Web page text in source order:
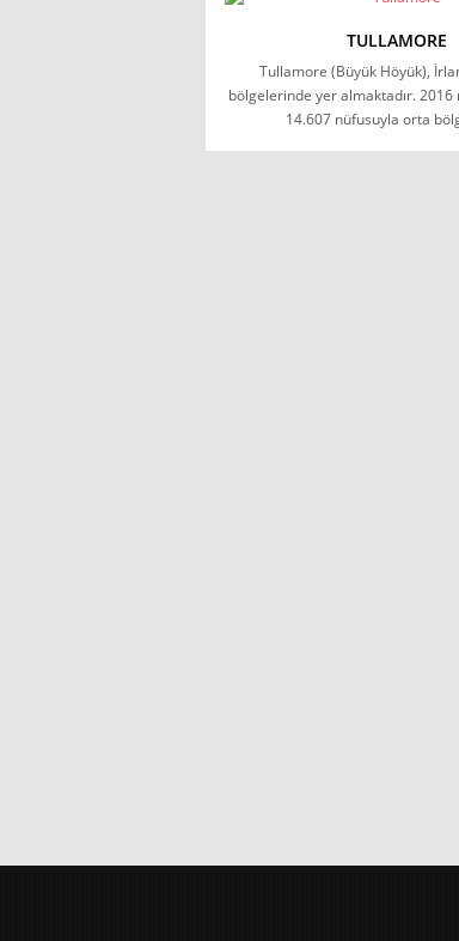
TULLAMORE
Tullamore (Büyük Höyük),
bölgelerinde yer almaktadır. 2016
14.607 nüfusuyla orta